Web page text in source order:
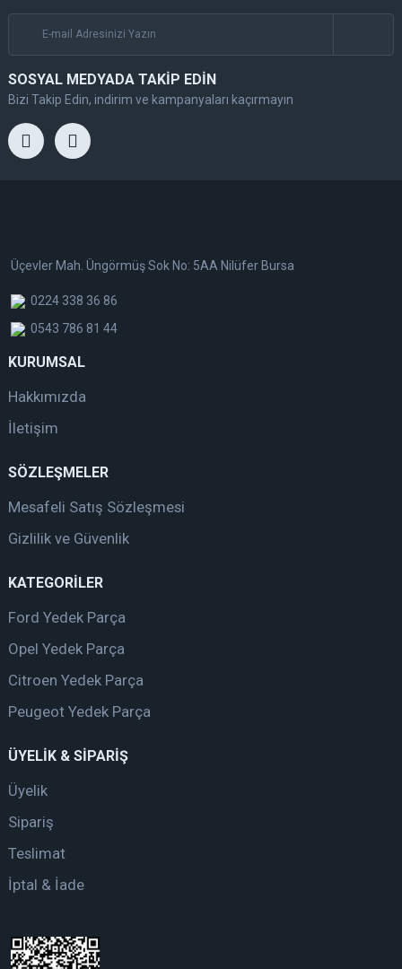
SOSYAL MEDYADA TAKİP EDİN
Bizi Takip Edin, indirim ve kampanyaları kaçırmayın
Üçevler Mah. Üngörmüş Sok No: 5AA Nilüfer Bursa
0224 338 36 86
0543 786 81 44
KURUMSAL
Hakkımızda
İletişim
SÖZLEŞMELER
Mesafeli Satış Sözleşmesi
Gizlilik ve Güvenlik
KATEGORİLER
Ford Yedek Parça
Opel Yedek Parça
Citroen Yedek Parça
Peugeot Yedek Parça
ÜYELİK & SİPARİŞ
Üyelik
Sipariş
Teslimat
İptal & İade